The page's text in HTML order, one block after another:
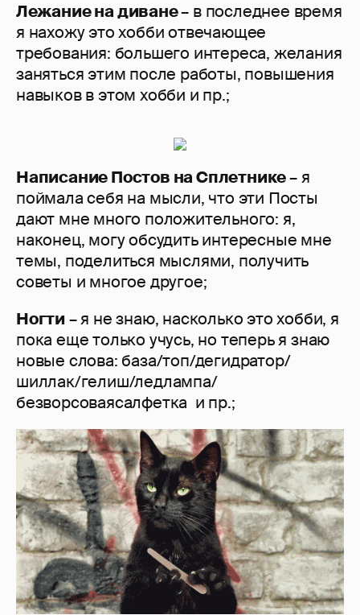
Лежание на диване– в последнее время
я нахожу это хобби отвечающее
требования: большего интереса, желания
заняться этим после работы, повышения
навыков в этом хобби и пр.;
Написание Постов на Сплетнике– я
поймала себя на мысли, что эти Посты
дают мне много положительного: я,
наконец, могу обсудить интересные мне
темы, поделиться мыслями, получить
советы и многое другое;
Ногти – я не знаю, насколько это хобби, я
пока еще только учусь, но теперь я знаю
новые слова: база/топ/дегидратор/
шиллак/гелиш/ледлампа/
безворсоваясалфетка и пр.;